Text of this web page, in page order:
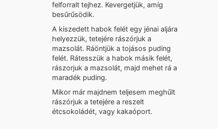
felforralt tejhez. Kevergetjük, amíg
besűrűsödik.
A kiszedett habok felét egy jénai aljára
helyezzük, tetejére rászórjuk a
mazsolát. Ráöntjük a tojásos puding
felét. Rátesszük a habok másik felét,
rászorjuk a mazsolát, majd mehet rá a
maradék puding.
Mikor már majdnem teljesem meghűlt
rászórjuk a tetejére a reszelt
étcsokoládét, vagy kakaóport.